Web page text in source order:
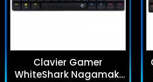
Clavier Gamer
WhiteShark Nagamaki